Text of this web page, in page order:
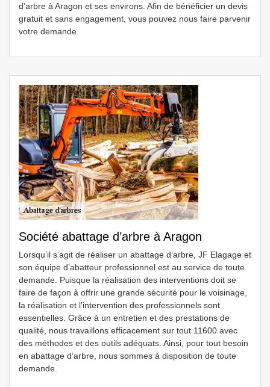
d’arbre à Aragon et ses environs. Afin de bénéficier un devis
gratuit et sans engagement, vous pouvez nous faire parvenir
votre demande.
Société abattage d’arbre à Aragon
Lorsqu’il s’agit de réaliser un abattage d’arbre, JF Elagage et
son équipe d’abatteur professionnel est au service de toute
demande. Puisque la réalisation des interventions doit se
faire de façon à offrir une grande sécurité pour le voisinage,
la réalisation et l’intervention des professionnels sont
essentielles. Grâce à un entretien et des prestations de
qualité, nous travaillons efficacement sur tout 11600 avec
des méthodes et des outils adéquats. Ainsi, pour tout besoin
en abattage d’arbre, nous sommes à disposition de toute
demande.